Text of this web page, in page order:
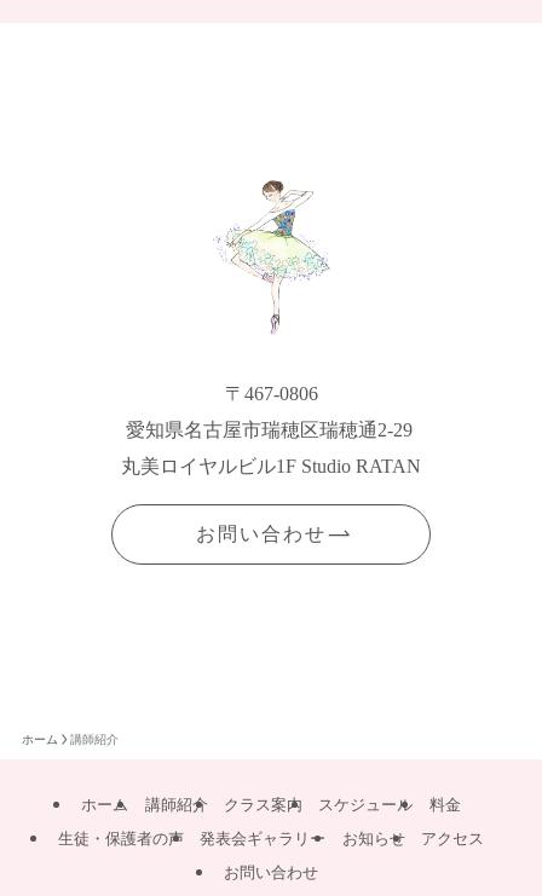
〒467-0806
愛知県名古屋市瑞穂区瑞穂通2-29
丸美ロイヤルビル1F Studio RATAN
お問い合わせ
ホーム 講師紹介
ホーム 講師紹介 クラス案内 スケジュール
料金
生徒・保護者の声
発表会ギャラリー お知らせ
アクセス
お問い合わせ